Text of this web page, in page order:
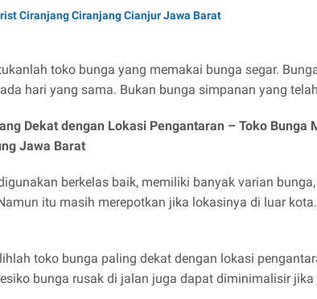
Ciranjang Ciranjang Cianjur Jawa Barat
toko bunga yang memakai bunga segar.
hari yang sama. Bukan bunga simpanan yang
Dekat dengan Lokasi Pengantaran – Toko Bunga
Jawa Barat
berkelas baik, memiliki banyak varian
itu masih merepotkan jika lokasinya di luar
toko bunga paling dekat dengan lokasi
bunga rusak di jalan juga dapat diminimalisir